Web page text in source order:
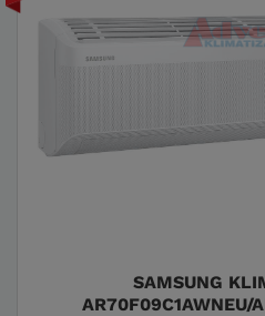
SAMSUNG
AR70F09C1AWNEU/